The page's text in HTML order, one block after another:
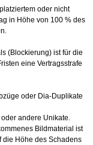
oder nicht
in Höhe von 100 % des
(Blockierung) ist für die
eine Vertragsstrafe
oder Dia-Duplikate
andere Unikate.
Bildmaterial ist
die Höhe des Schadens